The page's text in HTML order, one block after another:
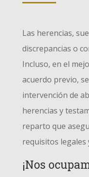
Las herencias,
discrepancias o
Incluso, en el
acuerdo previo,
intervención de
herencias y
reparto que
requisitos
¡Nos